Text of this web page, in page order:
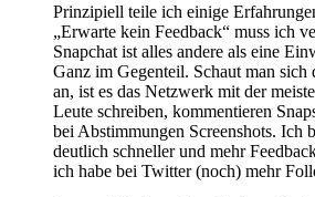
Prinzipiell teile ich einige
„Erwarte kein Feedback“ muss ich
Snapchat ist alles andere als eine
Ganz im Gegenteil. Schaut man sich
an, ist es das Netzwerk mit der
Leute schreiben, kommentieren
bei Abstimmungen Screenshots. Ich
deutlich schneller und mehr
ich habe bei Twitter (noch) mehr